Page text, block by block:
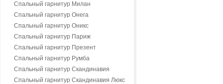
Спальный гарнитур Милан
Спальный гарнитур Онега
Спальный гарнитур Оникс
Спальный гарнитур Париж
Спальный гарнитур Презент
Спальный гарнитур Румба
Спальный гарнитур Скандинавия
Спальный гарнитур Скандинавия Люкс